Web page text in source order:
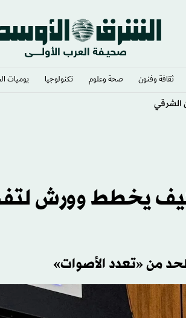
ثقافة وفنون صحة وعلوم تكنولوجيا يوميات
الشرقي
يخطط وورش
من «تعدد الأصوات»